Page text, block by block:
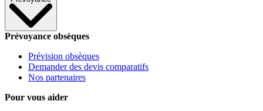
Prévoyance obsèques
Prévision obsèques
Demander des devis comparatifs
Nos partenaires
Pour vous aider